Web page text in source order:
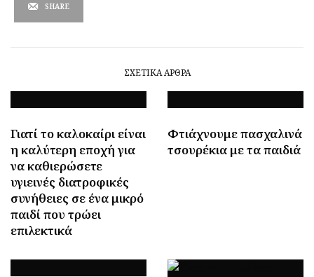
SHARE
ΣΧΕΤΙΚΆ ΆΡΘΡΑ
Γιατί το καλοκαίρι είναι
η καλύτερη εποχή για
να καθιερώσετε
υγιεινές διατροφικές
συνήθειες σε ένα μικρό
παιδί που τρώει
επιλεκτικά
Φτιάχνουμε πασχαλινά
τσουρέκια με τα παιδιά